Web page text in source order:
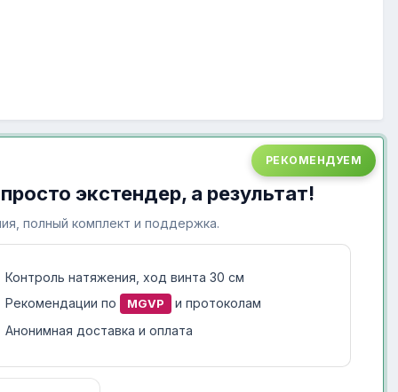
РЕКОМЕНДУЕМ
экстендер, а результат!
полный комплект и поддержка.
Контроль натяжения, ход винта 30 см
Рекомендации по MGVP
и протоколам
Анонимная доставка и оплата